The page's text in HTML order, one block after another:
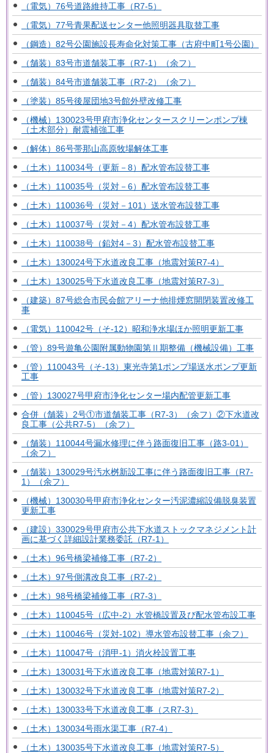
（電気）76号道路維持工事（R7-5）
（電気）77号青果配送センター他照明器具取替工事
（鋼造）82号公園施設長寿命化対策工事（古府中町1号公園）
（舗装）83号市道舗装工事（R7-1）（余フ）
（舗装）84号市道舗装工事（R7-2）（余フ）
（塗装）85号後屋団地3号館外壁改修工事
（機械）130023号甲府市浄化センタースクリーンポンプ棟
（土木部分）耐震補強工事
（解体）86号帯那山高原牧場解体工事
（土木）110034号（更新－8）配水管布設替工事
（土木）110035号（災対－6）配水管布設替工事
（土木）110036号（災対－101）送水管布設替工事
（土木）110037号（災対－4）配水管布設替工事
（土木）110038号（鉛対4－3）配水管布設替工事
（土木）130024号下水道改良工事（地震対策R7-4）
（土木）130025号下水道改良工事（地震対策R7-3）
（建築）87号総合市民会館アリーナ他排煙窓開閉装置改修工
事
（電気）110042号（そ-12）昭和浄水場ほか照明更新工事
（管）89号遊亀公園附属動物園第Ⅱ期整備（機械設備）工事
（管）110043号（そ-13）東光寺第1ポンプ場送水ポンプ更新
工事
（管）130027号甲府市浄化センター場内配管更新工事
合併（舗装）2号①市道舗装工事（R7-3）（余フ）②下水道改
良工事（公共R7-5）（余フ）
（舗装）110044号漏水修理に伴う路面復旧工事（路3-01）
（余フ）
（舗装）130029号汚水桝新設工事に伴う路面復旧工事（R7-
1）（余フ）
（機械）130030号甲府市浄化センター汚泥濃縮設備脱臭装置
更新工事
（建設）330029号甲府市公共下水道ストックマネジメント計
画に基づく詳細設計業務委託（R7-1）
（土木）96号橋梁補修工事（R7-2）
（土木）97号側溝改良工事（R7-2）
（土木）98号橋梁補修工事（R7-3）
（土木）110045号（広中-2）水管橋設置及び配水管布設工事
（土木）110046号（災対-102）導水管布設替工事（余フ）
（土木）110047号（消甲-1）消火栓設置工事
（土木）130031号下水道改良工事（地震対策R7-1）
（土木）130032号下水道改良工事（地震対策R7-2）
（土木）130033号下水道改良工事（スR7-3）
（土木）130034号雨水渠工事（R7-4）
（土木）130035号下水道改良工事（地震対策R7-5）